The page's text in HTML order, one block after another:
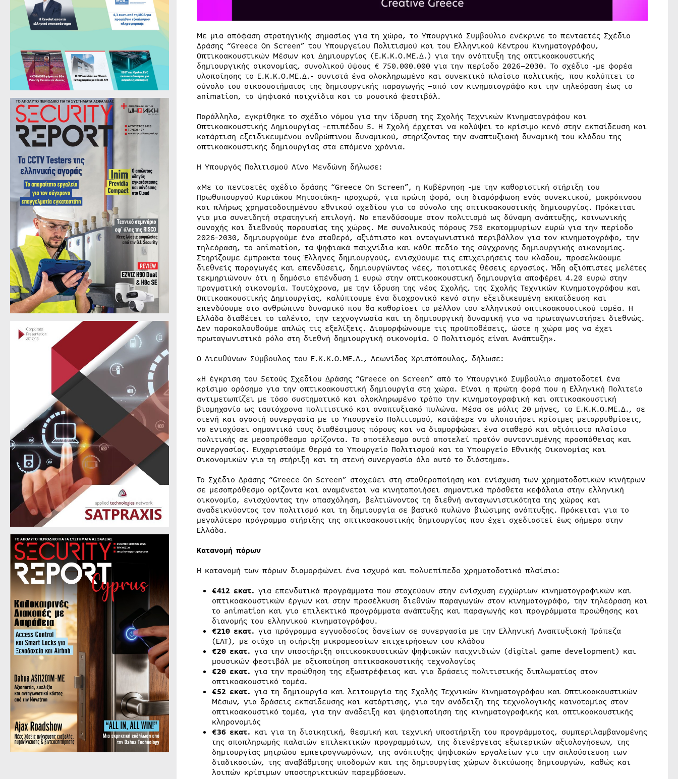
Με μια απόφαση στρατηγικής σημασίας για τη χώρα, το Υπουργικό Συμβούλιο ενέκρινε το πενταετές Σχέδιο
Δράσης “Greece On Screen” του Υπουργείου Πολιτισμού και του Ελληνικού Κέντρου Κινηματογράφου,
Οπτικοακουστικών Μέσων και Δημιουργίας (Ε.Κ.Κ.Ο.ΜΕ.Δ.) για την ανάπτυξη της οπτικοακουστικής
δημιουργικής οικονομίας, συνολικού ύψους € 750.000.000 για την περίοδο 2026–2030. Το σχέδιο -με φορέα
υλοποίησης το Ε.Κ.Κ.Ο.ΜΕ.Δ.- συνιστά ένα ολοκληρωμένο και συνεκτικό πλαίσιο πολιτικής, που καλύπτει το
σύνολο του οικοσυστήματος της δημιουργικής παραγωγής –από τον κινηματογράφο και την τηλεόραση έως το
animation, τα ψηφιακά παιχνίδια και τα μουσικά φεστιβάλ.
Παράλληλα, εγκρίθηκε το σχέδιο νόμου για την ίδρυση της Σχολής Τεχνικών Κινηματογράφου και
Οπτικοακουστικής Δημιουργίας -επιπέδου 5. Η Σχολή έρχεται να καλύψει το κρίσιμο κενό στην εκπαίδευση και
κατάρτιση εξειδικευμένου ανθρώπινου δυναμικού, στηρίζοντας την αναπτυξιακή δυναμική του κλάδου της
οπτικοακουστικής δημιουργίας στα επόμενα χρόνια.
Η Υπουργός Πολιτισμού Λίνα Μενδώνη δήλωσε:
«Με το πενταετές σχέδιο δράσης “Greece On Screen”, η Κυβέρνηση -με την καθοριστική στήριξη του
Πρωθυπουργού Κυριάκου Μητσοτάκη- προχωρά, για πρώτη φορά, στη διαμόρφωση ενός συνεκτικού, μακρόπνοου
και πλήρως χρηματοδοτημένου εθνικού σχεδίου για το σύνολο της οπτικοακουστικής δημιουργίας. Πρόκειται
για μια συνειδητή στρατηγική επιλογή. Να επενδύσουμε στον πολιτισμό ως δύναμη ανάπτυξης, κοινωνικής
συνοχής και διεθνούς παρουσίας της χώρας. Με συνολικούς πόρους 750 εκατομμυρίων ευρώ για την περίοδο
2026-2030, δημιουργούμε ένα σταθερό, αξιόπιστο και ανταγωνιστικό περιβάλλον για τον κινηματογράφο, την
τηλεόραση, το animation, τα ψηφιακά παιχνίδια και κάθε πεδίο της σύγχρονης δημιουργικής οικονομίας.
Στηρίζουμε έμπρακτα τους Έλληνες δημιουργούς, ενισχύουμε τις επιχειρήσεις του κλάδου, προσελκύουμε
διεθνείς παραγωγές και επενδύσεις, δημιουργώντας νέες, ποιοτικές θέσεις εργασίας. Ήδη αξιόπιστες μελέτες
τεκμηριώνουν ότι η δημόσια επένδυση 1 ευρώ στην οπτικοακουστική δημιουργία αποφέρει 4.20 ευρώ στην
πραγματική οικονομία. Ταυτόχρονα, με την ίδρυση της νέας Σχολής, της Σχολής Τεχνικών Κινηματογράφου και
Οπτικοακουστικής Δημιουργίας, καλύπτουμε ένα διαχρονικό κενό στην εξειδικευμένη εκπαίδευση και
επενδύουμε στο ανθρώπινο δυναμικό που θα καθορίσει το μέλλον του ελληνικού οπτικοακουστικού τομέα. Η
Ελλάδα διαθέτει το ταλέντο, την τεχνογνωσία και τη δημιουργική δυναμική για να πρωταγωνιστήσει διεθνώς.
Δεν παρακολουθούμε απλώς τις εξελίξεις. Διαμορφώνουμε τις προϋποθέσεις, ώστε η χώρα μας να έχει
πρωταγωνιστικό ρόλο στη διεθνή δημιουργική οικονομία. Ο Πολιτισμός είναι Ανάπτυξη».
Ο Διευθύνων Σύμβουλος του Ε.Κ.Κ.Ο.ΜΕ.Δ., Λεωνίδας Χριστόπουλος, δήλωσε:
«Η έγκριση του 5ετούς Σχεδίου Δράσης “Greece on Screen” από το Υπουργικό Συμβούλιο σηματοδοτεί ένα
κρίσιμο ορόσημο για την οπτικοακουστική δημιουργία στη χώρα. Είναι η πρώτη φορά που η Ελληνική Πολιτεία
αντιμετωπίζει με τόσο συστηματικό και ολοκληρωμένο τρόπο την κινηματογραφική και οπτικοακουστική
βιομηχανία ως ταυτόχρονα πολιτιστικό και αναπτυξιακό πυλώνα. Μέσα σε μόλις 20 μήνες, το Ε.Κ.Κ.Ο.ΜΕ.Δ., σε
στενή και αγαστή συνεργασία με το Υπουργείο Πολιτισμού, κατάφερε να υλοποιήσει κρίσιμες μεταρρυθμίσεις,
να ενισχύσει σημαντικά τους διαθέσιμους πόρους και να διαμορφώσει ένα σταθερό και αξιόπιστο πλαίσιο
πολιτικής σε μεσοπρόθεσμο ορίζοντα. Το αποτέλεσμα αυτό αποτελεί προϊόν συντονισμένης προσπάθειας και
συνεργασίας. Ευχαριστούμε θερμά το Υπουργείο Πολιτισμού και το Υπουργείο Εθνικής Οικονομίας και
Οικονομικών για τη στήριξη και τη στενή συνεργασία όλο αυτό το διάστημα».
Το Σχέδιο Δράσης “Greece On Screen” στοχεύει στη σταθεροποίηση και ενίσχυση των χρηματοδοτικών κινήτρων
σε μεσοπρόθεσμο ορίζοντα και αναμένεται να κινητοποιήσει σημαντικά πρόσθετα κεφάλαια στην ελληνική
οικονομία, ενισχύοντας την απασχόληση, βελτιώνοντας τη διεθνή ανταγωνιστικότητα της χώρας και
αναδεικνύοντας τον πολιτισμό και τη δημιουργία σε βασικό πυλώνα βιώσιμης ανάπτυξης. Πρόκειται για το
μεγαλύτερο πρόγραμμα στήριξης της οπτικοακουστικής δημιουργίας που έχει σχεδιαστεί έως σήμερα στην
Ελλάδα.
Κατανομή πόρων
Η κατανομή των πόρων διαμορφώνει ένα ισχυρό και πολυεπίπεδο χρηματοδοτικό πλαίσιο:
€412 εκατ. για επενδυτικά προγράμματα που στοχεύουν στην ενίσχυση εγχώριων κινηματογραφικών και
οπτικοακουστικών έργων και στην προσέλκυση διεθνών παραγωγών στον κινηματογράφο, την τηλεόραση και
το animation και για επιλεκτικά προγράμματα ανάπτυξης και παραγωγής και προγράμματα προώθησης και
διανομής του ελληνικού κινηματογράφου.
€210 εκατ. για πρόγραμμα εγγυοδοσίας δανείων σε συνεργασία με την Ελληνική Αναπτυξιακή Τράπεζα
(ΕΑΤ), με στόχο τη στήριξη μικρομεσαίων επιχειρήσεων του κλάδου
€20 εκατ. για την υποστήριξη οπτικοακουστικών ψηφιακών παιχνιδιών (digital game development) και
μουσικών φεστιβάλ με αξιοποίηση οπτικοακουστικής τεχνολογίας
€20 εκατ. για την προώθηση της εξωστρέφειας και για δράσεις πολιτιστικής διπλωματίας στον
οπτικοακουστικό τομέα.
€52 εκατ. για τη δημιουργία και λειτουργία της Σχολής Τεχνικών Κινηματογράφου και Οπτικοακουστικών
Μέσων, για δράσεις εκπαίδευσης και κατάρτισης, για την ανάδειξη της τεχνολογικής καινοτομίας στον
οπτικοακουστικό τομέα, για την ανάδειξη και ψηφιοποίηση της κινηματογραφικής και οπτικοακουστικής
κληρονομιάς
€36 εκατ. και για τη διοικητική, θεσμική και τεχνική υποστήριξη του προγράμματος, συμπεριλαμβανομένης
της αποπληρωμής παλαιών επιλεκτικών προγραμμάτων, της διενέργειας εξωτερικών αξιολογήσεων, της
δημιουργίας μητρώου εμπειρογνωμόνων, της ανάπτυξης ψηφιακών εργαλείων για την απλούστευση των
διαδικασιών, της αναβάθμισης υποδομών και της δημιουργίας χώρων δικτύωσης δημιουργών, καθώς και
λοιπών κρίσιμων υποστηρικτικών παρεμβάσεων.